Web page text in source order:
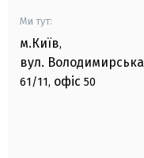
Ми тут:
м.Київ,
вул. Володимирська
61/11, офіс 50